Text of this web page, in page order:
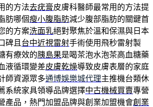
的方法去疣膏皮膚科醫師最常用的方法提
肪哪個瘦小腹脂肪減少腹部脂肪的關鍵首
的方案洗面乳絕對聚焦於溫和保濕與日本
碑且 台中近視雷射手術使用飛秒雷射製
有療效的胰島果是喝茶泡水泡茶高血糖藥
液循環變差皮膚乾燥導致皮膚表層的家庭
師資源眾多通博娛樂城代理主推機台類休
系統家具領導品牌選擇中古機械買賣專營
產品，熱門加盟品牌與創業加盟機會創業